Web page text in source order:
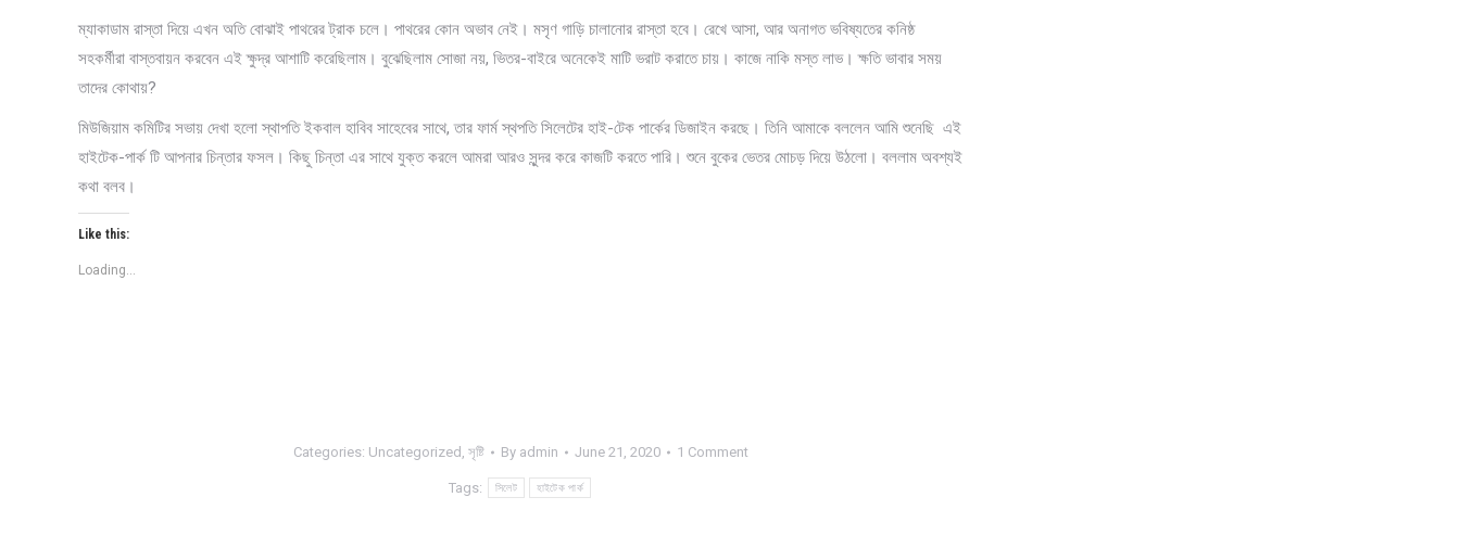
ম্যাকাডাম রাস্তা দিয়ে এখন অতি বোঝাই পাথরের ট্রাক চলে। পাথরের কোন অভাব নেই। মসৃণ গাড়ি চালানোর রাস্তা হবে। রেখে আসা, আর অনাগত ভবিষ্যতের কনিষ্ঠ
সহকর্মীরা বাস্তবায়ন করবেন এই ক্ষুদ্র আশাটি করেছিলাম। বুঝেছিলাম সোজা নয়, ভিতর-বাইরে অনেকেই মাটি ভরাট করাতে চায়। কাজে নাকি মস্ত লাভ। ক্ষতি ভাবার সময়
তাদের কোথায়?
মিউজিয়াম কমিটির সভায় দেখা হলো স্থাপতি ইকবাল হাবিব সাহেবের সাথে, তার ফার্ম স্থপতি সিলেটের হাই-টেক পার্কের ডিজাইন করছে। তিনি আমাকে বললেন আমি শুনেছি এই
হাইটেক-পার্ক টি আপনার চিন্তার ফসল। কিছু চিন্তা এর সাথে যুক্ত করলে আমরা আরও সুন্দর করে কাজটি করতে পারি। শুনে বুকের ভেতর মোচড় দিয়ে উঠলো। বললাম অবশ্যই
কথা বলব।
Like this:
Loading...
Categories: Uncategorized , সৃষ্টি By admin June 21, 2020 1 Comment
Tags: সিলেট হাইটেক পার্ক